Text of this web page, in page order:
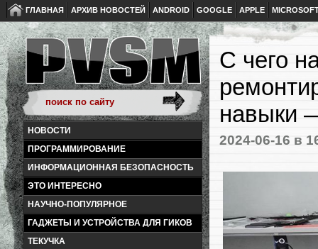
ГЛАВНАЯ АРХИВ НОВОСТЕЙ ANDROID GOOGLE APPLE
НОВОСТИ
ПРОГРАММИРОВАНИЕ
ИНФОРМАЦИОННАЯ БЕЗОПАСНОСТЬ
ЭТО ИНТЕРЕСНО
НАУЧНО-ПОПУЛЯРНОЕ
ГАДЖЕТЫ И УСТРОЙСТВА ДЛЯ ГИКОВ
ТЕКУЧКА
С чего
навыки
2024-06-16 в